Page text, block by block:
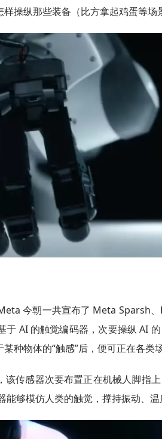
操纵那些装备（比方拿起鸡蛋等场
今朝一共宣布了 Meta Sparsh
AI 的触觉编码器，次要操纵 AI
种物体的“触感”后，便可正在各类
传感器次要布置正在机械人脚指
够模仿人类的触觉，撑持振动、温